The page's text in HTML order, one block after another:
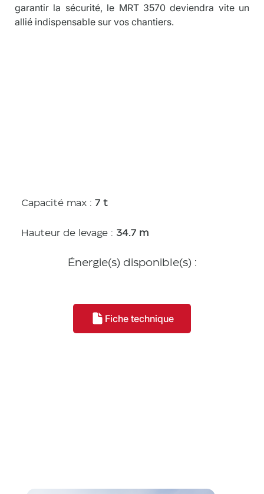
garantir la sécurité, le MRT 3570 deviendra vite un
allié indispensable sur vos chantiers.
Capacité max :7 t
Hauteur de levage : 34.7 m
Énergie(s) disponible(s) :
Fiche technique